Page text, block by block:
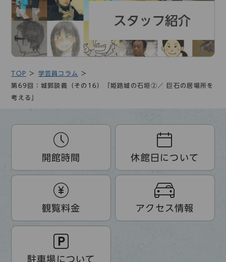
TOP
学芸員コラム
第69回：城郭談義（その16）「姫路城の石垣②／ 巨石の居場所を
考える」
開館時間 休館日について
観覧料金 アクセス情報
駐車場について